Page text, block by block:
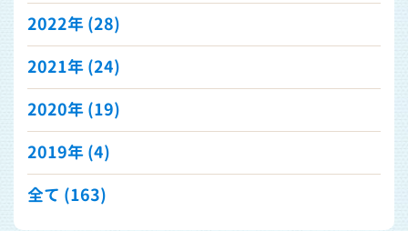
2022年 (28)
2021年 (24)
2020年 (19)
2019年 (4)
全て (163)